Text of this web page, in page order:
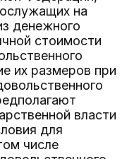
на
денежного
стоимости
их размеров при
власти
для
числе